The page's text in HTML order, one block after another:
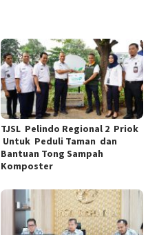
TJSL Pelindo Regional 2 Priok
Untuk Peduli Taman dan
Bantuan Tong Sampah
Komposter